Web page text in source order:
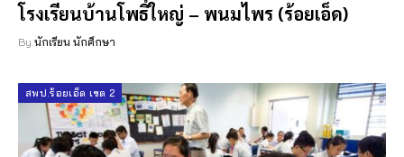
โรงเรียนบ้านโพธิ์ใหญ่ – พนมไพร (ร้อยเอ็ด)
By นักเรียน นักศึกษา
สพป.ร้อยเอ็ด เขต 2